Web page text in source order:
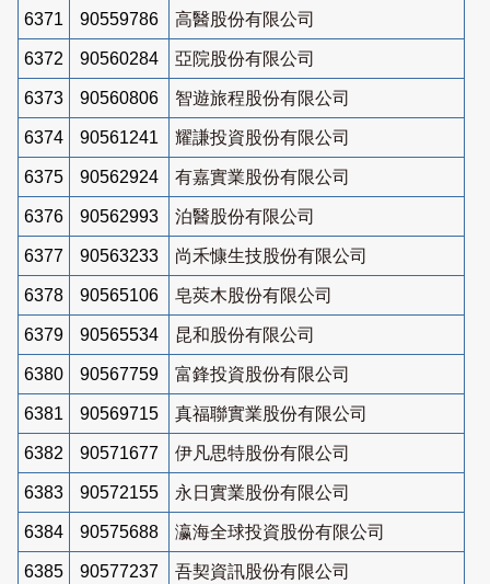
6371 90559786 高醫股份有限公司
6372 90560284 亞院股份有限公司
6373 90560806 智遊旅程股份有限公司
6374 90561241 耀謙投資股份有限公司
6375 90562924 有嘉實業股份有限公司
6376 90562993 泊醫股份有限公司
6377 90563233 尚禾慷生技股份有限公司
6378 90565106 皂莢木股份有限公司
6379 90565534 昆和股份有限公司
6380 90567759 富鋒投資股份有限公司
6381 90569715 真福聯實業股份有限公司
6382 90571677 伊凡思特股份有限公司
6383 90572155 永日實業股份有限公司
6384 90575688 瀛海全球投資股份有限公司
6385 90577237 吾契資訊股份有限公司